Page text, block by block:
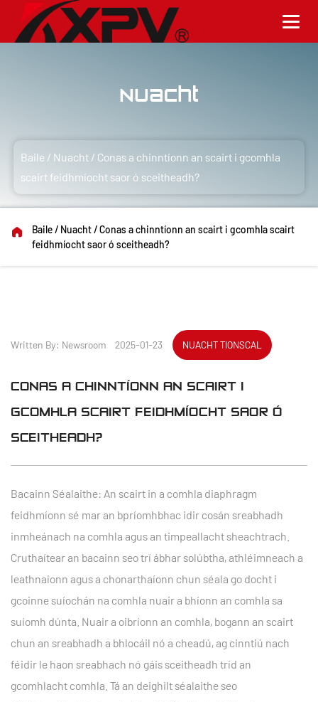
Nuacht
Baile / Nuacht / Conas a chinntíonn an scairt i gcomhla
scairt feidhmíocht saor ó sceitheadh?
Baile/ Nuacht/Conas a chinntíonn an scairt i gcomhla scairt
feidhmíocht saor ó sceitheadh?
Written By: Newsroom 2025-01-23 NUACHT TIONSCAL
CONAS A CHINNTÍONN AN SCAIRT I
GCOMHLA SCAIRT FEIDHMÍOCHT SAOR Ó
SCEITHEADH?
Bacainn Séalaithe: An scairt in a comhla diaphragm
feidhmíonn sé mar an bpríomhbhac idir cosán sreabhadh
inmheánach na comhla agus an timpeallacht sheachtrach.
Cruthaítear an bacainn seo trí ábhar solúbtha, athléimneach a
leathnaíonn agus a chonarthaíonn chun séala go docht i
gcoinne suíochán na comhla nuair a bhíonn an comhla sa
suíomh dúnta. Nuair a oibríonn an comhla, bogann an scairt
chun an sreabhadh a bhlocáil nó a cheadú, ag cinntiú nach
féidir le haon sreabhach nó gáis sceitheadh ​​tríd an
gcomhlacht comhla. Tá an deighilt séalaithe seo